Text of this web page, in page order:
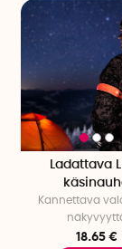
Ladattava
Kannettava
18.65 €